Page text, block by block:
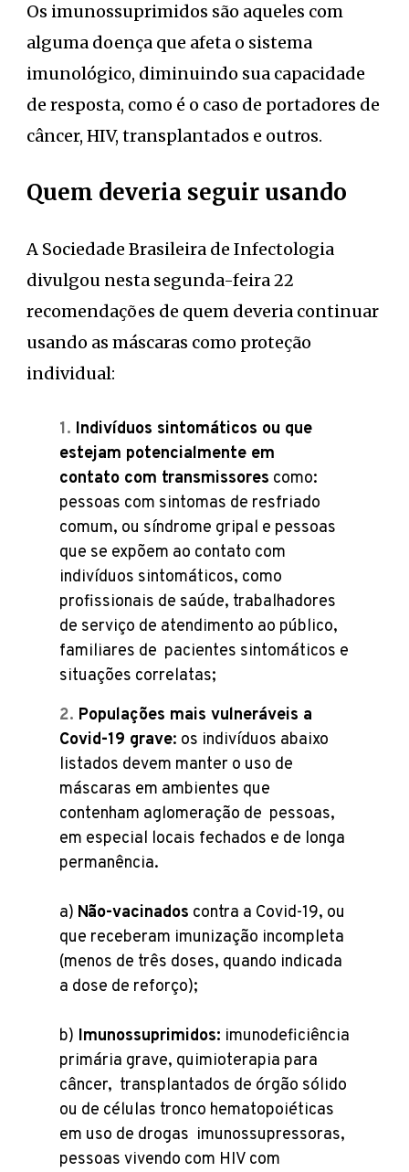
Os imunossuprimidos são aqueles com
alguma doença que afeta o sistema
imunológico, diminuindo sua capacidade
de resposta, como é o caso de portadores de
câncer, HIV, transplantados e outros.
Quem deveria seguir usando
A Sociedade Brasileira de Infectologia
divulgou nesta segunda-feira 22
recomendações de quem deveria continuar
usando as máscaras como proteção
individual:
Indivíduos sintomáticos ou que
estejam potencialmente em
contato com transmissores como:
pessoas com sintomas de resfriado
comum, ou síndrome gripal e pessoas
que se expõem ao contato com
indivíduos sintomáticos, como
profissionais de saúde, trabalhadores
de serviço de atendimento ao público,
familiares de pacientes sintomáticos e
situações correlatas;
Populações mais vulneráveis a
Covid-19 grave: os indivíduos abaixo
listados devem manter o uso de
máscaras em ambientes que
contenham aglomeração de pessoas,
em especial locais fechados e de longa
permanência.
a) Não-vacinados contra a Covid-19, ou
que receberam imunização incompleta
(menos de três doses, quando indicada
a dose de reforço);
b) Imunossuprimidos: imunodeficiência
primária grave, quimioterapia para
câncer, transplantados de órgão sólido
ou de células tronco hematopoiéticas
em uso de drogas imunossupressoras,
pessoas vivendo com HIV com